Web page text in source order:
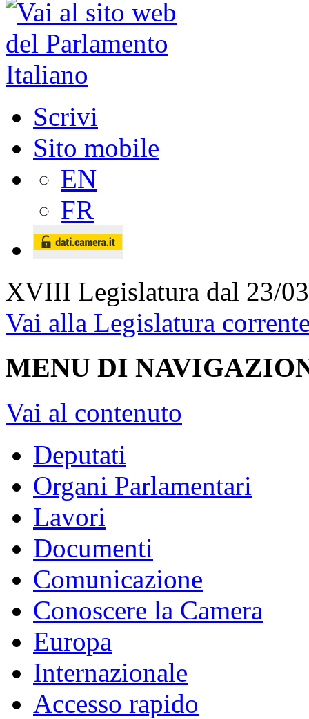
Scrivi
Sito mobile
EN
FR
XVIII Legislatura dal 23/
Vai alla Legislatura
MENU DI
Vai al contenuto
Deputati
Organi Parlamentari
Lavori
Documenti
Comunicazione
Conoscere la Camera
Europa
Internazionale
Accesso rapido